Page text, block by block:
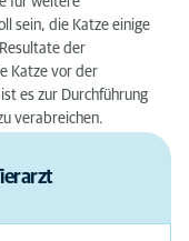
sein, die Katze einige
der
Katze vor der
es zur Durchführung
verabreichen.